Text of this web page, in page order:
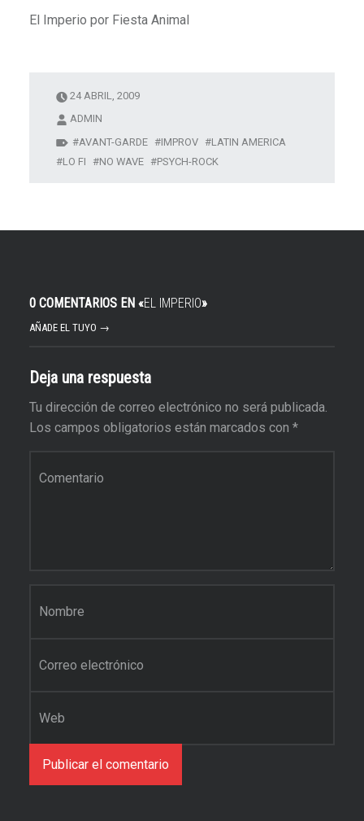
El Imperio por Fiesta Animal
24 ABRIL, 2009
ADMIN
AVANT-GARDE
IMPROV
LATIN AMERICA
LO FI
NO WAVE PSYCH-ROCK
0 COMENTARIOS EN «EL IMPERIO»
AÑADE EL TUYO →
Deja una respuesta
Tu dirección de correo electrónico no será publicada.
Los campos obligatorios están marcados con *